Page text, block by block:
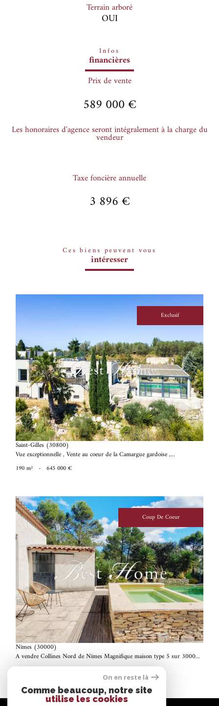
Terrain arboré
OUI
Infos
financières
Prix de vente
589 000 €
Les honoraires d'agence seront intégralement à la charge du
vendeur
Taxe foncière annuelle
3 896 €
Ces biens peuvent vous
intéresser
Exclusif
voir le bien
Saint-Gilles (30800)
Vue exceptionnelle , Vente au coeur de la Camargue gardoise ,...
190 m² - 645 000 €
Coup De Coeur
voir le bien
Nîmes (30000)
A vendre Collines Nord de Nîmes Magnifique maison type 5 sur 3000...
On en reste là
Comme beaucoup, notre site
utilise les cookies